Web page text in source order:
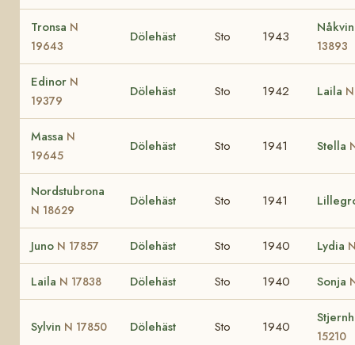
Tronsa N
19643
Dölehäst Sto 1943
13893
Edinor N
19379
Dölehäst Sto 1942 Laila
Massa N
19645
Dölehäst Sto 1941 Stella
Nordstubrona
N 18629
Dölehäst Sto 1941
Juno N 17857 Dölehäst Sto 1940 Lydia
Laila N 17838 Dölehäst Sto 1940 Sonja
Sylvin N 17850 Dölehäst Sto 1940
15210